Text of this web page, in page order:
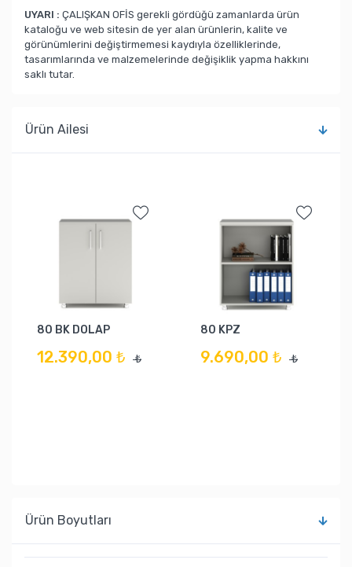
UYARI : ÇALIŞKAN OFİS gerekli gördüğü zamanlarda ürün
kataloğu ve web sitesin de yer alan ürünlerin, kalite ve
görünümlerini değiştirmemesi kaydıyla özelliklerinde,
tasarımlarında ve malzemelerinde değişiklik yapma hakkını
saklı tutar.
Ürün Ailesi
80 BK DOLAP
12.390,00 ₺ ₺
80 KPZ
9.690,00 ₺ ₺
Ürün Boyutları